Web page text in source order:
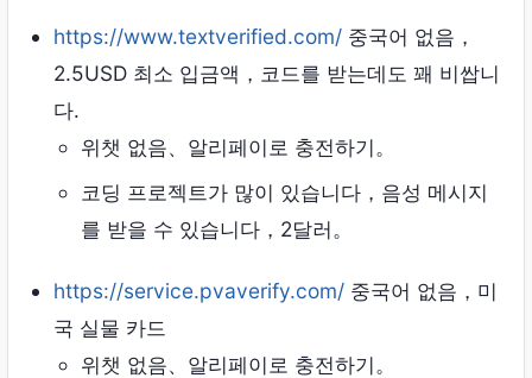
https://www.textverified.com/ 중국어 없음，
2.5USD 최소 입금액，코드를 받는데도 꽤 비쌉니
다.
위챗 없음、알리페이로 ​​충전하기。
코딩 프로젝트가 많이 있습니다，음성 메시지
를 받을 수 있습니다，2달러。
https://service.pvaverify.com/ 중국어 없음，미
국 실물 카드
위챗 없음、알리페이로 ​​충전하기。